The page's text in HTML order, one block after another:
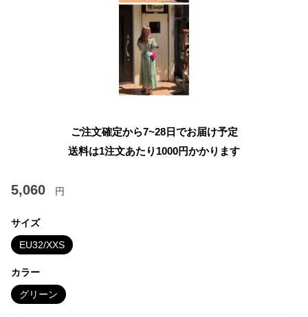
ご注文確定から7~28日でお届け予定
送料は1注文あたり 1000円かかります
5,060 円
サイズ
EU32/XXS
カラー
グリーン